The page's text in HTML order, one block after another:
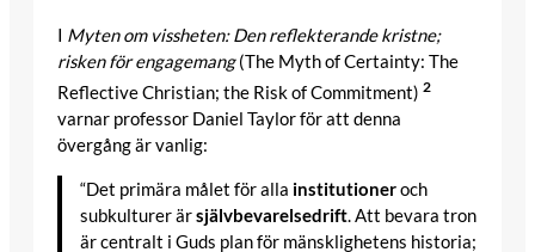
I Myten om vissheten: Den reflekterande kristne;
risken för engagemang(The Myth of Certainty: The
Reflective Christian; the Risk of Commitment) 2
varnar professor Daniel Taylor för att denna
övergång är vanlig:
“Det primära målet för alla institutioneroch
subkulturer ärsjälvbevarelsedrift. Att bevara tron
​​är centralt i Guds plan för mänsklighetens historia;